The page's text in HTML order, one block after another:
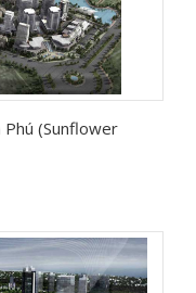
(Sunflower